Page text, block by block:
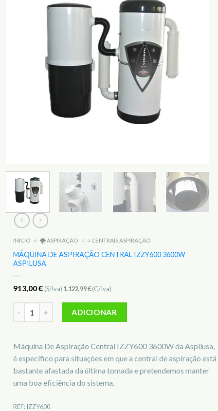
INICIO ○ 🌪️ ASPIRAÇÃO ○ ○ CENTRAIS ASPIRAÇÃO
MÁQUINA DE ASPIRAÇÃO CENTRAL IZZY600 3600W
ASPILUSA
913,00€ (S/Iva) 1.122,99€(C/Iva)
ADICIONAR
Máquina De Aspiração Central IZZY600 3600W da Aspilusa,
é específico para situações em que a central de aspiração está
bastante afastada da última tomada e pretendemos manter
uma boa eficiência do sistema.
REF: IZZY600